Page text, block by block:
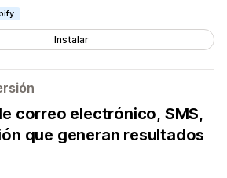
Instalar
correo electrónico, SMS,
que generan resultados